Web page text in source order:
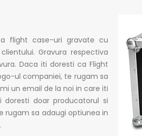
flight case-uri gravate cu
Gravura respectiva
Daca iti doresti ca Flight
ul companiei, te rugam sa
un email de la noi in care iti
doar producatorul si
sa adaugi optiunea in